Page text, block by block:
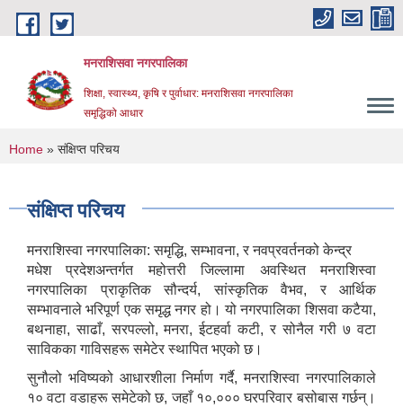
Skip to main content
मनराशिसवा नगरपालिका
शिक्षा, स्वास्थ्य, कृषि र पुर्वाधार: मनराशिसवा नगरपालिका
समृद्धिको आधार
You are here
Home » संक्षिप्त परिचय
संक्षिप्त परिचय
मनराशिस्वा नगरपालिका: समृद्धि, सम्भावना, र नवप्रवर्तनको केन्द्र
मधेश प्रदेशअन्तर्गत महोत्तरी जिल्लामा अवस्थित मनराशिस्वा
नगरपालिका प्राकृतिक सौन्दर्य, सांस्कृतिक वैभव, र आर्थिक
सम्भावनाले भरिपूर्ण एक समृद्ध नगर हो। यो नगरपालिका शिसवा कटैया,
बथनाहा, साढाँ, सरपल्लो, मनरा, ईटहर्वा कटी, र सोनैल गरी ७ वटा
साविकका गाविसहरू समेटेर स्थापित भएको छ।
सुनौलो भविष्यको आधारशीला निर्माण गर्दै, मनराशिस्वा नगरपालिकाले
१० वटा वडाहरू समेटेको छ, जहाँ १०,००० घरपरिवार बसोबास गर्छन्।